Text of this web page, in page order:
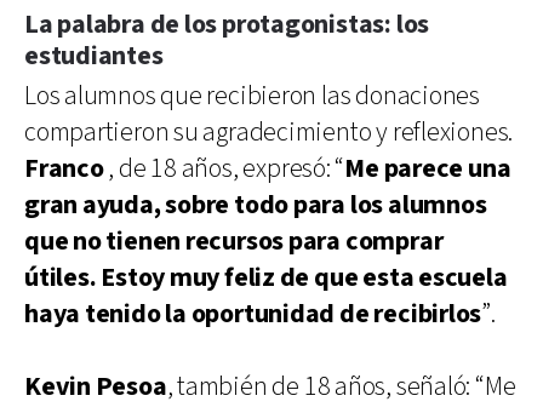
La palabra de los protagonistas: los
estudiantes
Los alumnos que recibieron las donaciones
compartieron su agradecimiento y reflexiones.
Franco, de 18 años, expresó: “Me parece una
gran ayuda, sobre todo para los alumnos
que no tienen recursos para comprar
útiles. Estoy muy feliz de que esta escuela
haya tenido la oportunidad de recibirlos”.
Kevin Pesoa, también de 18 años, señaló: “Me